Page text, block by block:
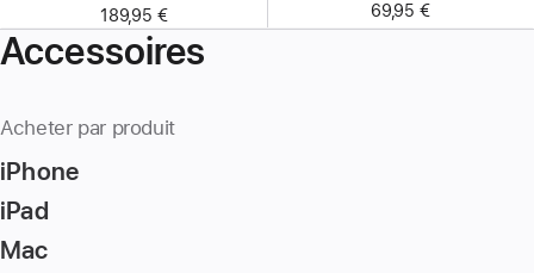
189,95 € 69,95 €
Accessoires
Acheter par produit
iPhone
iPad
Mac